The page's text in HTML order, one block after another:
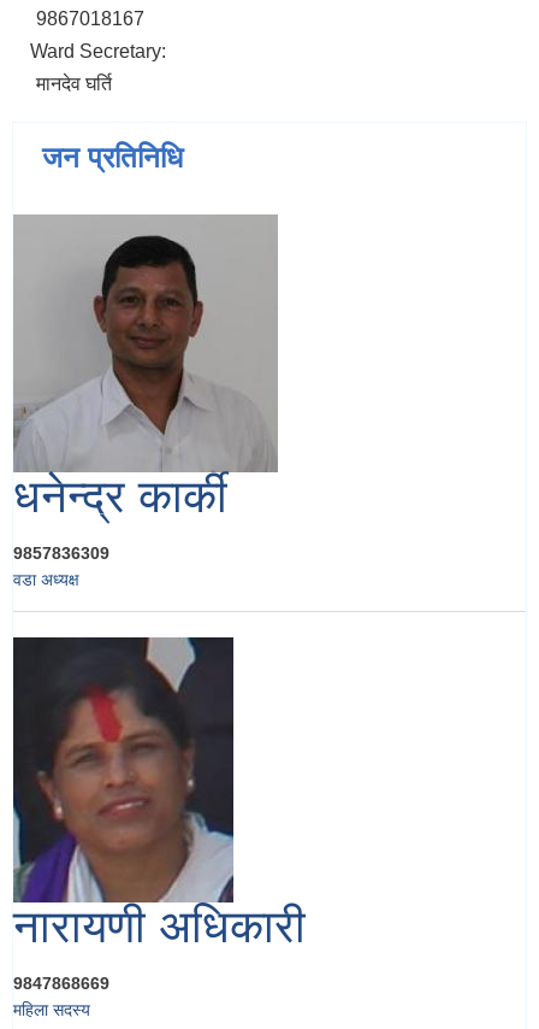
9867018167
Ward Secretary:
मानदेव घर्ति
जन प्रतिनिधि
धनेन्द्र कार्की
9857836309
वडा अध्यक्ष
नारायणी अधिकारी
9847868669
महिला सदस्य